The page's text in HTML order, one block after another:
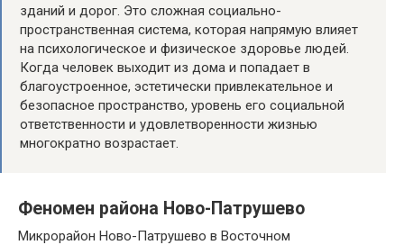
зданий и дорог. Это сложная социально-
пространственная система, которая напрямую влияет
на психологическое и физическое здоровье людей.
Когда человек выходит из дома и попадает в
благоустроенное, эстетически привлекательное и
безопасное пространство, уровень его социальной
ответственности и удовлетворенности жизнью
многократно возрастает.
Феномен района Ново-Патрушево
Микрорайон Ново-Патрушево в Восточном